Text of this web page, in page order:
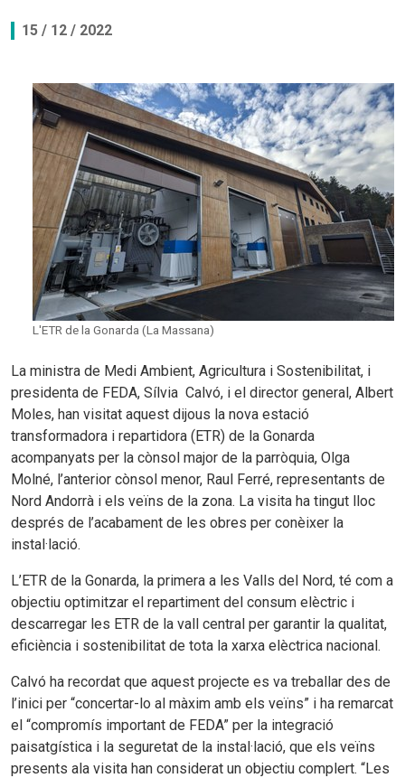
15 / 12 / 2022
L'ETR de la Gonarda (La Massana)
La ministra de Medi Ambient, Agricultura i Sostenibilitat, i
presidenta de FEDA, Sílvia Calvó, i el director general, Albert
Moles, han visitat aquest dijous la nova estació
transformadora i repartidora (ETR) de la Gonarda
acompanyats per la cònsol major de la parròquia, Olga
Molné, l’anterior cònsol menor, Raul Ferré, representants de
Nord Andorrà i els veïns de la zona. La visita ha tingut lloc
després de l’acabament de les obres per conèixer la
instal·lació.
L’ETR de la Gonarda, la primera a les Valls del Nord, té com a
objectiu optimitzar el repartiment del consum elèctric i
descarregar les ETR de la vall central per garantir la qualitat,
eficiència i sostenibilitat de tota la xarxa elèctrica nacional.
Calvó ha recordat que aquest projecte es va treballar des de
l’inici per “concertar-lo al màxim amb els veïns” i ha remarcat
el “compromís important de FEDA” per la integració
paisatgística i la seguretat de la instal·lació, que els veïns
presents ala visita han considerat un objectiu complert. “Les